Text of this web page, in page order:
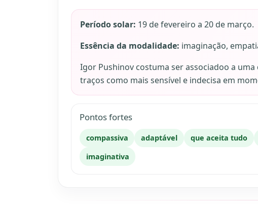
Período solar: 19 de fevereiro a 20 de março.
Essência da modalidade: imaginação,
Igor Pushinov costuma ser associadoo a
traços como mais sensível e indecisa em
Pontos fortes
compassiva adaptável que aceita tudo
imaginativa